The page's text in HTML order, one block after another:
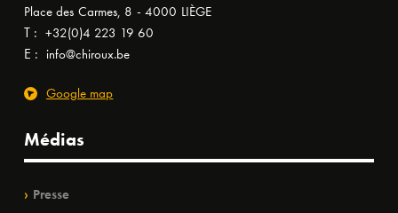
Place des Carmes, 8 - 4000 LIÈGE
T : +32(0)4 223 19 60
E : info@chiroux.be
Google map
Médias
Presse